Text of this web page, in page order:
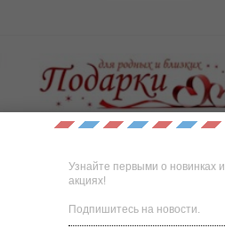
Узнайте первыми о новинках и
акциях!
Подпишитесь на новости.